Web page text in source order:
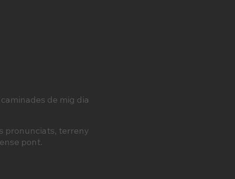
de mig dia
pronunciats, terreny
pont.